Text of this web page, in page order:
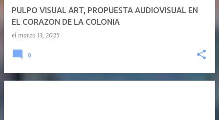
PULPO VISUAL ART, PROPUESTA AUDIOVISUAL EN
EL CORAZON DE LA COLONIA
el marzo 13, 2025
0